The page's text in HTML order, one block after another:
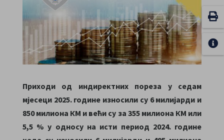
Приходи од индиректних пореза у седам
мјесеци 2025. године износили су 6 милијарди и
850 милиона КМ и већи су за 355 милиона КМ или
5,5 % у односу на исти период 2024. године